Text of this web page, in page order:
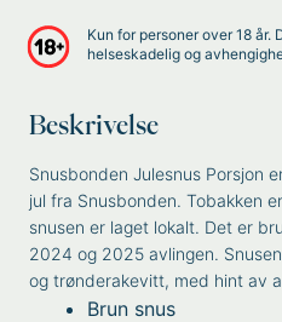
Kun for personer over 18
helseskadelig og
Beskrivelse
Snusbonden Julesnus Porsjon
jul fra Snusbonden. Tobakken
snusen er laget lokalt. Det er
2024 og 2025 avlingen.
og trønderakevitt, med hint av
Brun snus